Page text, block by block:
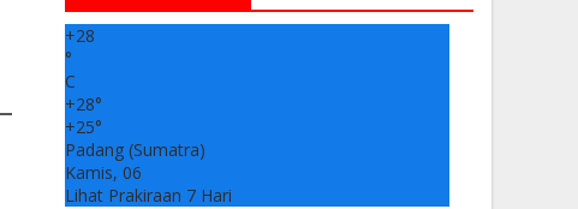
+28
°
C
+28°
+25°
Padang (Sumatra)
Kamis, 06
Lihat Prakiraan 7 Hari